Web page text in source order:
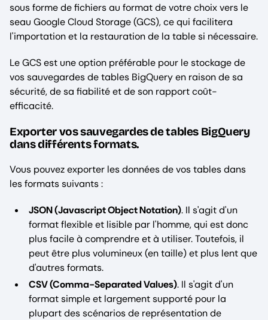
sous forme de fichiers au format de votre choix vers le
seau Google Cloud Storage (GCS), ce qui facilitera
l'importation et la restauration de la table si nécessaire.
Le GCS est une option préférable pour le stockage de
vos sauvegardes de tables BigQuery en raison de sa
sécurité, de sa fiabilité et de son rapport coût-
efficacité.
Exporter vos sauvegardes de tables BigQuery
dans différents formats.
Vous pouvez exporter les données de vos tables dans
les formats suivants :
JSON (Javascript Object Notation). Il s'agit d'un
format flexible et lisible par l'homme, qui est donc
plus facile à comprendre et à utiliser. Toutefois, il
peut être plus volumineux (en taille) et plus lent que
d'autres formats.
CSV (Comma-Separated Values). Il s'agit d'un
format simple et largement supporté pour la
plupart des scénarios de représentation de